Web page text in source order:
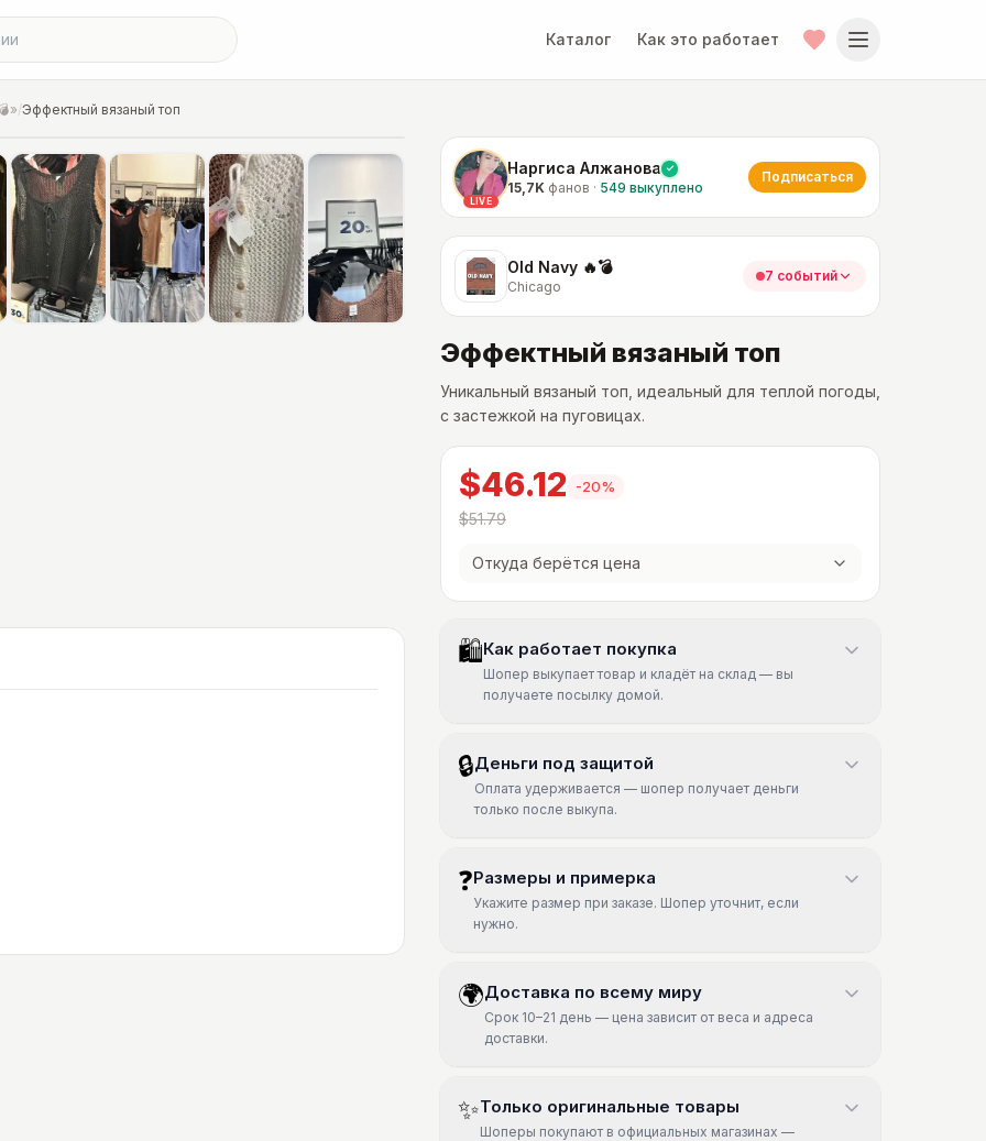
Каталог Как это работает
/Эффектный вязаный топ
LIVE
Наргиса Алжанова
15,7K фанов · 549 выкуплено
Подписаться
Old Navy 🔥💣
Chicago
7 событий
Эффектный вязаный топ
Уникальный вязаный топ, идеальный для теплой погоды,
с застежкой на пуговицах.
$46.12 -20%
$51.79
Откуда берётся цена
🛍Как работает покупка
Шопер выкупает товар и кладёт на склад — вы
получаете посылку домой.
🔒Деньги под защитой
Оплата удерживается — шопер получает деньги
только после выкупа.
❓Размеры и примерка
Укажите размер при заказе. Шопер уточнит, если
нужно.
🌍Доставка по всему миру
Срок 10–21 день — цена зависит от веса и адреса
доставки.
✨Только оригинальные товары
Шоперы покупают в официальных магазинах —